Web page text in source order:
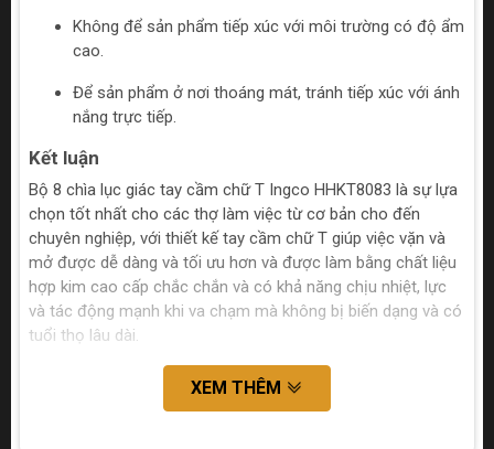
Không để sản phẩm tiếp xúc với môi trường có độ ẩm
cao.
Để sản phẩm ở nơi thoáng mát, tránh tiếp xúc với ánh
nắng trực tiếp.
Kết luận
Bộ 8 chìa lục giác tay cầm chữ T Ingco HHKT8083 là sự lựa
chọn tốt nhất cho các thợ làm việc từ cơ bản cho đến
chuyên nghiệp, với thiết kế tay cầm chữ T giúp việc vặn và
mở được dễ dàng và tối ưu hơn và được làm bằng chất liệu
hợp kim cao cấp chắc chắn và có khả năng chịu nhiệt, lực
và tác động mạnh khi va chạm mà không bị biến dạng và có
tuổi thọ lâu dài.
XEM THÊM